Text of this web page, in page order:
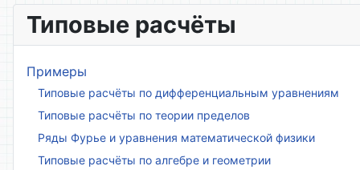
Типовые расчёты
Примеры
Типовые расчёты по дифференциальным уравнениям
Типовые расчёты по теории пределов
Ряды Фурье и уравнения математической физики
Типовые расчёты по алгебре и геометрии